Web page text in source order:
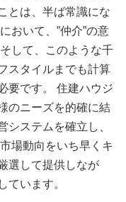
とは、半ば常識にな
おいて、”仲介”の意
して、このような千
スタイルまでも計算
要です。 住建ハウジ
のニーズを的確に結
システムを確立し、
場動向をいち早くキ
選して提供しなが
ています。